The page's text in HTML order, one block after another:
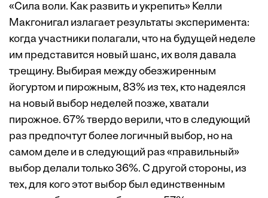
«Сила воли. Как развить и укрепить» Келли
Макгонигал излагает результаты эксперимента:
когда участники полагали, что на будущей неделе
им представится новый шанс, их воля давала
трещину. Выбирая между обезжиренным
йогуртом и пирожным, 83% из тех, кто надеялся
на новый выбор неделей позже, хватали
пирожное. 67% твердо верили, что в следующий
раз предпочтут более логичный выбор, но на
самом деле и в следующий раз «правильный»
выбор делали только 36%. С другой стороны, из
тех, для кого этот выбор был единственным